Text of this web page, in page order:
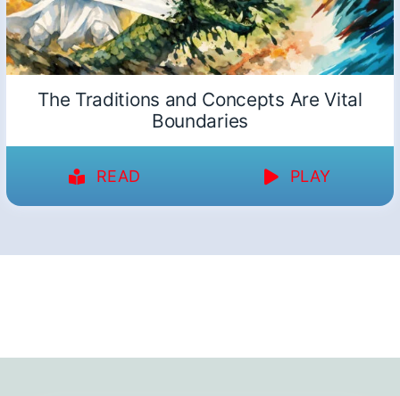
The Traditions and Concepts Are Vital
Boundaries
READ PLAY